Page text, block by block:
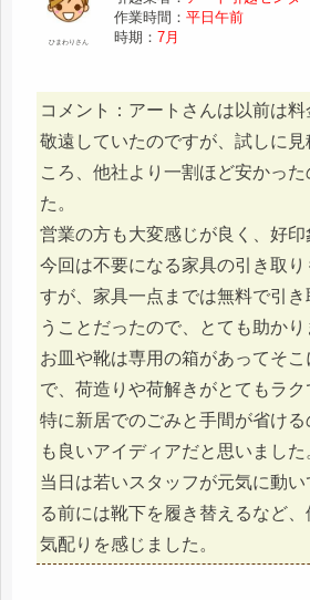
ひまわりさん
作業時間：平日午前
時期：7月
コメント：アートさんは以前は
敬遠していたのですが、試しに見
ころ、他社より一割ほど安かっ
た。
営業の方も大変感じが良く、好印
今回は不要になる家具の引き取
すが、家具一点までは無料で引
うことだったので、とても助かり
お皿や靴は専用の箱があってそ
で、荷造りや荷解きがとてもラク
特に新居でのごみと手間が省け
も良いアイディアだと思いました
当日は若いスタッフが元気に動い
る前には靴下を履き替えるなど
気配りを感じました。